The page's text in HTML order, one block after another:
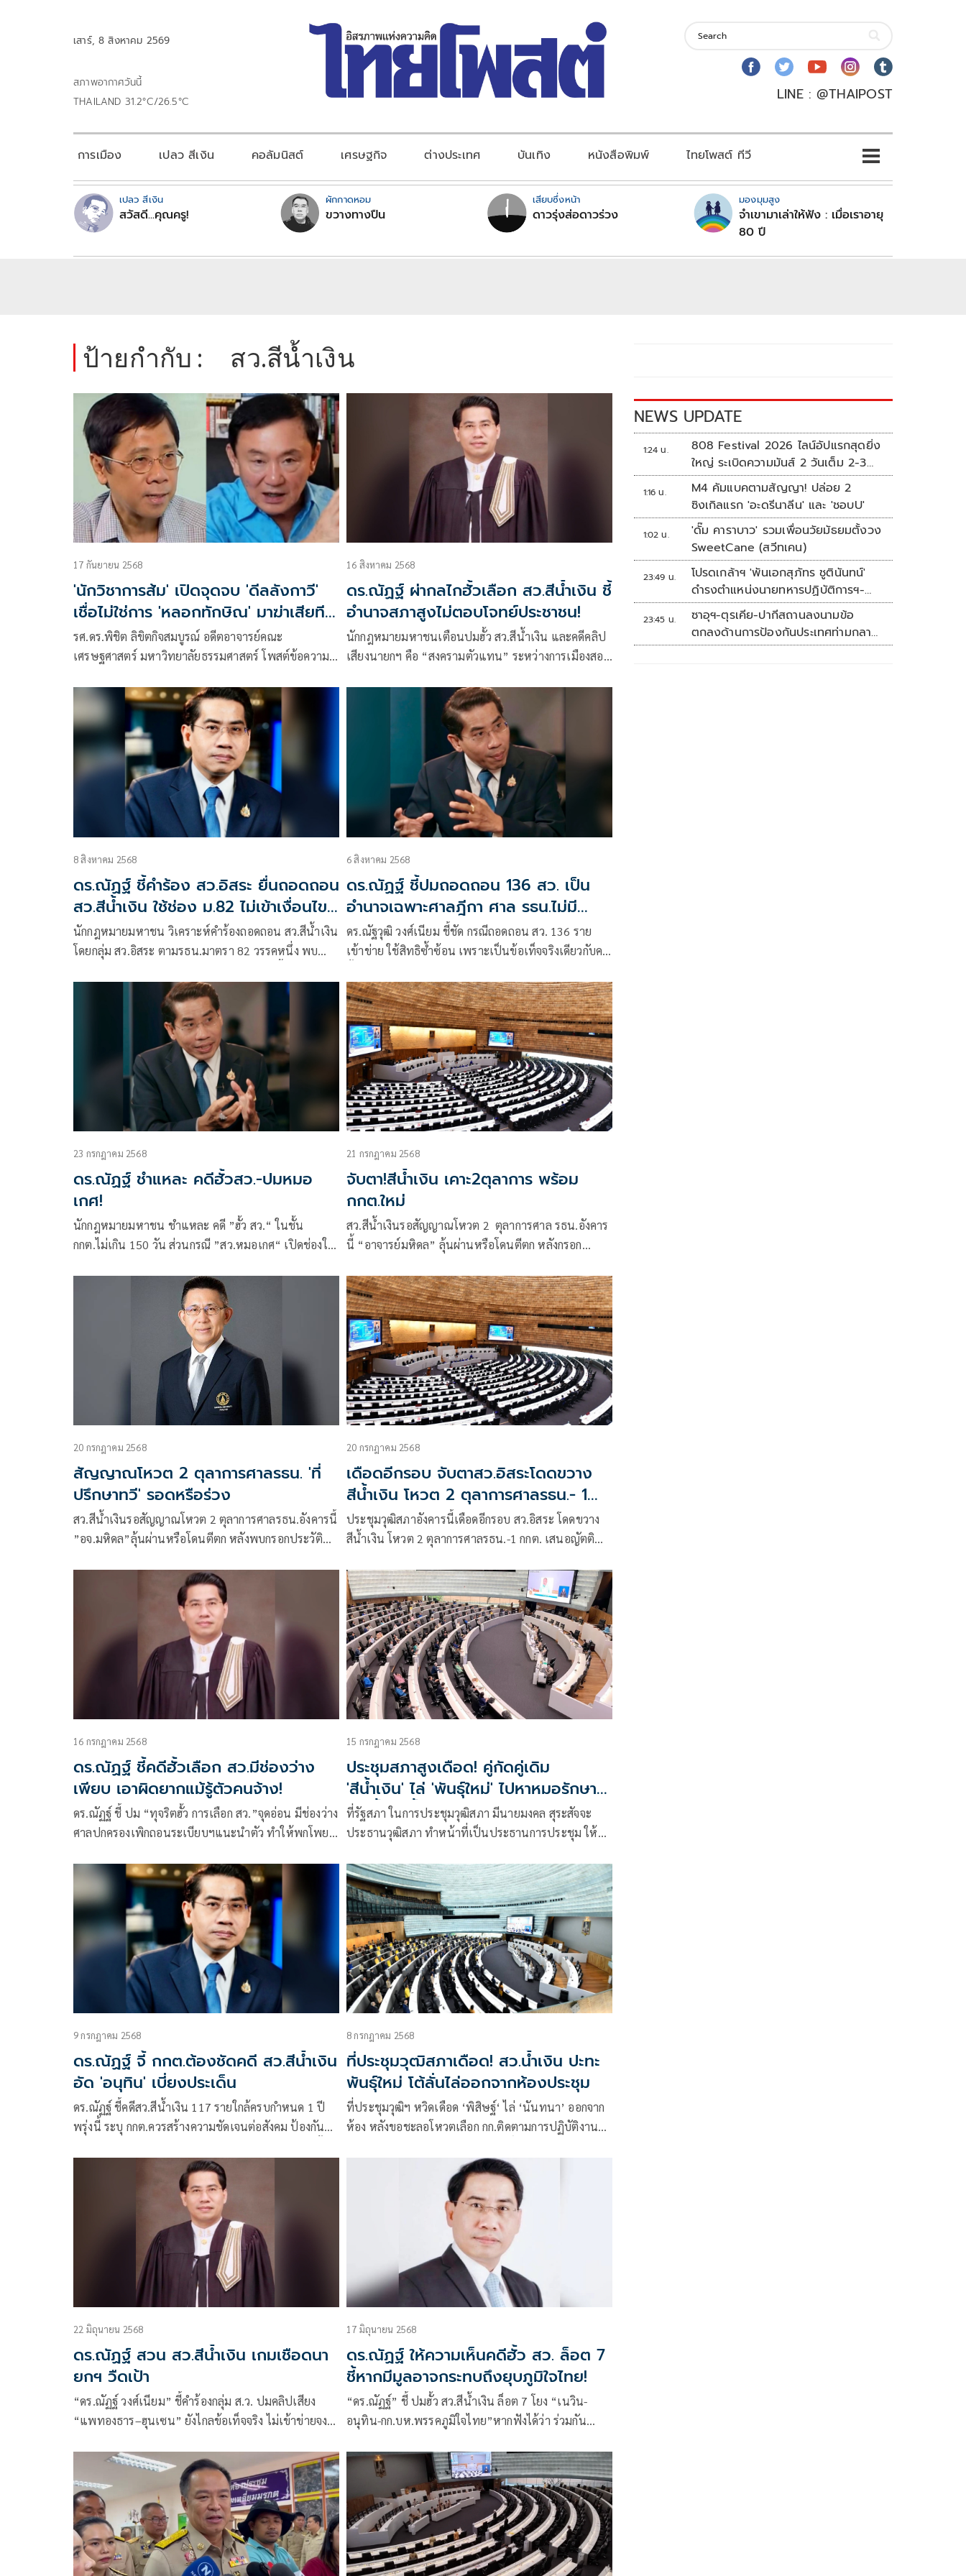
เสาร์, 8 สิงหาคม 2569
สภาพอากาศวันนี้
THAILAND 31.2°C/26.5°C
LINE : @THAIPOST
การเมือง เปลว สีเงิน คอลัมนิสต์ เศรษฐกิจ ต่างประเทศ บันเทิง หนังสือพิมพ์ ไทยโพสต์ ทีวี
เปลว สีเงิน
สวัสดี...คุณครู!
ผักกาดหอม
ขวางทางปืน
เสียบซึ่งหน้า
ดาวรุ่งส่อดาวร่วง
มองมุมสูง
จำเขามาเล่าให้ฟัง : เมื่อเราอายุ
80 ปี
ป้ายกำกับ : สว.สีน้ำเงิน
17 กันยายน 2568
'นักวิชาการส้ม' เปิดจุดจบ 'ดีลลังกาวี'
เชื่อไม่ใช่การ 'หลอกทักษิณ' มาฆ่าเสียที
เดียว
รศ.ดร.พิชิต ลิขิตกิจสมบูรณ์ อดีตอาจารย์คณะ
เศรษฐศาสตร์ มหาวิทยาลัยธรรมศาสตร์ โพสต์ข้อความ
16 สิงหาคม 2568
ดร.ณัฏฐ์ ผ่ากลไกฮั้วเลือก สว.สีน้ำเงิน ชี้
อำนาจสภาสูงไม่ตอบโจทย์ประชาชน!
นักกฎหมายมหาชนเตือนปมฮั้ว สว.สีน้ำเงิน และคดีคลิป
เสียงนายกฯ คือ “สงครามตัวแทน” ระหว่างการเมืองสอง
8 สิงหาคม 2568
ดร.ณัฏฐ์ ชี้คำร้อง สว.อิสระ ยื่นถอดถอน
สว.สีน้ำเงิน ใช้ช่อง ม.82 ไม่เข้าเงื่อนไข
ตีตกได้ทันที
นักกฎหมายมหาชน วิเคราะห์คำร้องถอดถอน สว.สีน้ำเงิน
โดยกลุ่ม สว.อิสระ ตามรธน.มาตรา 82 วรรคหนึ่ง พบ
6 สิงหาคม 2568
ดร.ณัฏฐ์ ชี้ปมถอดถอน 136 สว. เป็น
อำนาจเฉพาะศาลฎีกา ศาล รธน.ไม่มี
อำนาจวินิจฉัย
ดร.ณัฐวุฒิ วงศ์เนียม ชี้ชัด กรณีถอดถอน สว. 136 ราย
เข้าข่าย ใช้สิทธิซ้ำซ้อน เพราะเป็นข้อเท็จจริงเดียวกับคดี
รัฐธรรมนูญไม่มีอำนาจวินิจฉัย ต้องให้ กกต.ชี้ขาดแล้วส่ง
ศาลฎีกาตามขั้นตอนกฎหมายเท่านั้น
23 กรกฎาคม 2568
ดร.ณัฏฐ์ ชำแหละ คดีฮั้วสว.-ปมหมอ
เกศ!
นักกฎหมายมหาชน ชำแหละ คดี ”ฮั้ว สว.“ ในชั้น
กกต.ไม่เกิน 150 วัน ส่วนกรณี ”สว.หมอเกศ“ เปิดช่องใน
21 กรกฎาคม 2568
จับตา!สีนํ้าเงิน เคาะ2ตุลาการ พร้อม
กกต.ใหม่
สว.สีน้ำเงินรอสัญญาณโหวต 2 ตุลาการศาล รธน.อังคาร
นี้ “อาจารย์มหิดล” ลุ้นผ่านหรือโดนตีตก หลังกรอก
20 กรกฎาคม 2568
สัญญาณโหวต 2 ตุลาการศาลรธน. 'ที่
ปรึกษาทวี' รอดหรือร่วง
สว.สีน้ำเงินรอสัญญาณโหวต 2 ตุลาการศาลรธน.อังคารนี้
”อจ.มหิดล”ลุ้นผ่านหรือโดนตีตก หลังพบกรอกประวัติ
ส่วนอดีตอธิบดีกรมทางหลวง ลูกน้องเก่า”ศักดิ์สยาม-น้อง
เนวิน”สมัยนั่งรมว.คมนาคม หากฉลุย ทันเข้าไปลงมติ
ถอดถอนคดีนายกฯอิ๊งค์
20 กรกฎาคม 2568
เดือดอีกรอบ จับตาสว.อิสระโดดขวาง
สีน้ำเงิน โหวต 2 ตุลาการศาลรธน.- 1
กกต.
ประชุมวุฒิสภาอังคารนี้เดือดอีกรอบ สว.อิสระ โดดขวาง
สีน้ำเงิน โหวต 2 ตุลาการศาลรธน.-1 กกต. เสนอญัตติ
เป็นผู้ร้องและผู้ถูกร้อง ในศาลรธน.-สำนักงานกกต.
16 กรกฎาคม 2568
ดร.ณัฏฐ์ ชี้คดีฮั้วเลือก สว.มีช่องว่าง
เพียบ เอาผิดยากแม้รู้ตัวคนจ้าง!
ดร.ณัฏฐ์ ชี้ ปม “ทุจริตฮั้ว การเลือก สว.”จุดอ่อน มีช่องว่าง
ศาลปกครองเพิกถอนระเบียบฯแนะนำตัว ทำให้พกโพย
อบจ.นครศรีธรรมราช ไม่ต้องหยุดปฏิบัติหน้าที่
15 กรกฎาคม 2568
ประชุมสภาสูงเดือด! คู่กัดคู่เดิม
'สีน้ำเงิน' ไล่ 'พันธุ์ใหม่' ไปหาหมอรักษา
โรคย้ำคิดย้ำทำ
ที่รัฐสภา ในการประชุมวุฒิสภา มีนายมงคล สุระสัจจะ
ประธานวุฒิสภา ทำหน้าที่เป็นประธานการประชุม ให้
9 กรกฎาคม 2568
ดร.ณัฏฐ์ จี้ กกต.ต้องชัดคดี สว.สีน้ำเงิน
อัด 'อนุทิน' เบี่ยงประเด็น
ดร.ณัฏฐ์ ชี้คดีสว.สีน้ำเงิน 117 รายใกล้ครบกำหนด 1 ปี
พรุ่งนี้ ระบุ กกต.ควรสร้างความชัดเจนต่อสังคม ป้องกันข้อ
พร้อมตั้งข้อสังเกตกรณี “อนุทิน” ออกมาเคลื่อนไหวอาจ
8 กรกฎาคม 2568
ที่ประชุมวุฒิสภาเดือด! สว.น้ำเงิน ปะทะ
พันธุ์ใหม่ โต้ลั่นไล่ออกจากห้องประชุม
ที่ประชุมวุฒิฯ หวิดเดือด ‘พิสิษฐ์​‘ ไล่ ‘นันทนา’ ออกจาก
ห้อง หลังขอชะลอโหวตเลือก กก.ติดตามการปฏิบัติงาน
22 มิถุนายน 2568
ดร.ณัฏฐ์ สวน สว.สีน้ำเงิน เกมเชือดนา
ยกฯ วืดเป้า
“ดร.ณัฏฐ์ วงศ์เนียม” ชี้คำร้องกลุ่ม ส.ว. ปมคลิปเสียง
“แพทองธาร–ฮุนเซน” ยังไกลข้อเท็จจริง ไม่เข้าข่ายจงใจ
ผู้นำกลางศึก ศาลต้องชั่งน้ำหนักตามหลักกฎหมายและ
ความเป็นธรรม
17 มิถุนายน 2568
ดร.ณัฏฐ์ ให้ความเห็นคดีฮั้ว สว. ล็อต 7
ชี้หากมีมูลอาจกระทบถึงยุบภูมิใจไทย!
“ดร.ณัฏฐ์” ชี้ ปมฮั้ว สว.สีน้ำเงิน ล็อต 7 โยง “เนวิน-
อนุทิน-กก.บห.พรรคภูมิใจไทย”หากฟังได้ว่า ร่วมกัน
พรรคภูมิใจไทย
NEWS UPDATE
1:24 น.
808 Festival 2026 ไลน์อัปแรกสุดยิ่ง
ใหญ่ ระเบิดความมันส์ 2 วันเต็ม 2-3
ต.ค.นี้
1:16 น.
M4 คัมแบคตามสัญญา! ปล่อย 2
ซิงเกิลแรก 'อะดรีนาลีน' และ 'ชอบU'
1:02 น.
'ดั๊ม คาราบาว' รวมเพื่อนวัยมัธยมตั้งวง
SweetCane (สวีทเคน)
23:49 น.
โปรดเกล้าฯ 'พันเอกสุภัทร ชูตินันทน์'
ดำรงตำแหน่งนายทหารปฏิบัติการฯ-
พระราชทานยศ 'พลตรี'
23:45 น.
ซาอุฯ-ตุรเคีย-ปากีสถานลงนามข้อ
ตกลงด้านการป้องกันประเทศท่ามกลาง
สงครามในภูมิภาค